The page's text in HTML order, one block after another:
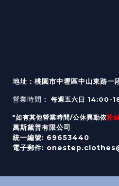
地址：桃園市中壢區中山東路
營業時間 ： 每週五六日 14:00-
*如有其他營業時間/公休異動依粉
萬斯黛普有限公司
統一編號: 69653440
電子郵件: